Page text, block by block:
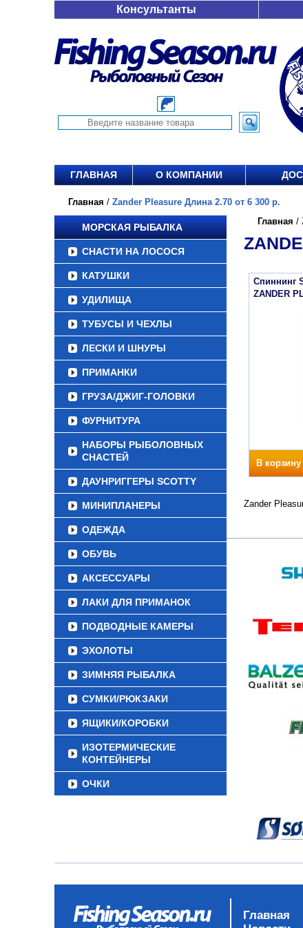
Консультанты
ГЛАВНАЯ О КОМПАНИИ
Главная / Zander Pleasure Длина 2.70 от 6 300 р.
МОРСКАЯ РЫБАЛКА
СНАСТИ НА ЛОСОСЯ
КАТУШКИ
УДИЛИЩА
ТУБУСЫ И ЧЕХЛЫ
ЛЕСКИ И ШНУРЫ
ПРИМАНКИ
ГРУЗА/ДЖИГ-ГОЛОВКИ
ФУРНИТУРА
НАБОРЫ РЫБОЛОВНЫХ
СНАСТЕЙ
ДАУНРИГГЕРЫ SCOTTY
МИНИПЛАНЕРЫ
ОДЕЖДА
ОБУВЬ
АКСЕССУАРЫ
ЛАКИ ДЛЯ ПРИМАНОК
ПОДВОДНЫЕ КАМЕРЫ
ЭХОЛОТЫ
ЗИМНЯЯ РЫБАЛКА
СУМКИ/РЮКЗАКИ
ЯЩИКИ/КОРОБКИ
ИЗОТЕРМИЧЕСКИЕ
КОНТЕЙНЕРЫ
ОЧКИ
Главная /
Спиннинг
ZANDER
В корзину
Zander
Главная